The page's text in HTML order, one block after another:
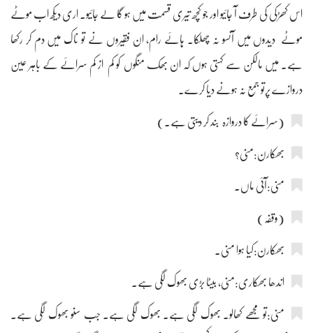
اس کھڑکی کی طرف آ جائیو اور جو کچھ تیری قسمت میں ہو گا لے جائیو۔ اری دیکھ اب موٹے
موٹے دیدوں میں آنسو نہ چھلکا۔ ہائے رام، ان فقیروں نے تو ناک میں دم کر رکھا
ہے۔ میں مالکن سے کہتی ہوں کہ ان بھک منگوں کو کم از کم سرائے کے باہر عین
دروازے پرتو جمع نہ ہونے دیا کرے۔
(سرائے کا دروازہ بند کر دیتی ہے۔)
بھکارن:منی؟
منی:آئی ماں۔
(وقفہ)
بھکارن:کیا ہوا منی۔
اندھا بھکاری:منی، بیٹا بڑی بھوک لگی ہے۔
منی:تو مجھے کھالو۔ بھوک لگی ہے۔ بھوک لگی ہے۔ جب سنو بھوک لگی ہے۔